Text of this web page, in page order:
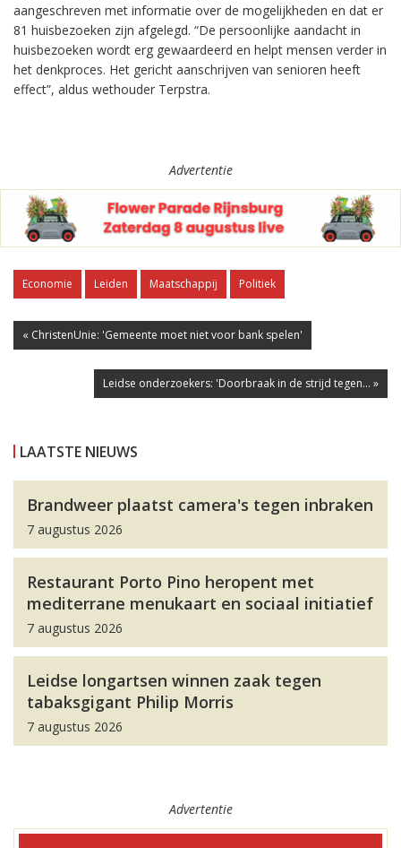
aangeschreven met informatie over de mogelijkheden en dat er
81 huisbezoeken zijn afgelegd. “De persoonlijke aandacht in
huisbezoeken wordt erg gewaardeerd en helpt mensen verder in
het denkproces. Het gericht aanschrijven van senioren heeft
effect”, aldus wethouder Terpstra.
Advertentie
Economie Leiden Maatschappij Politiek
« ChristenUnie: 'Gemeente moet niet voor bank spelen'
Leidse onderzoekers: 'Doorbraak in de strijd tegen... »
LAATSTE NIEUWS
Brandweer plaatst camera's tegen inbraken
7 augustus 2026
Restaurant Porto Pino heropent met
mediterrane menukaart en sociaal initiatief
7 augustus 2026
Leidse longartsen winnen zaak tegen
tabaksgigant Philip Morris
7 augustus 2026
Advertentie